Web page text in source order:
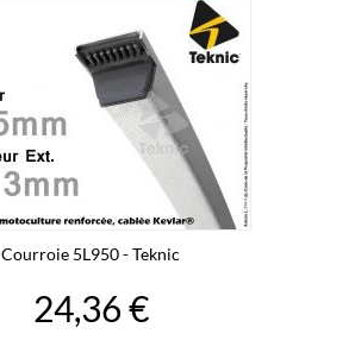
Courroie 5L950 - Teknic
24,36 €